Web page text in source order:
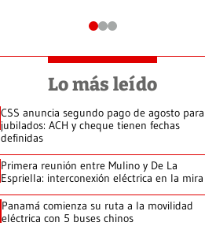
Lo más leído
CSS anuncia segundo pago de agosto para
jubilados: ACH y cheque tienen fechas
definidas
Primera reunión entre Mulino y De La
Espriella: interconexión eléctrica en la mira
Panamá comienza su ruta a la movilidad
eléctrica con 5 buses chinos